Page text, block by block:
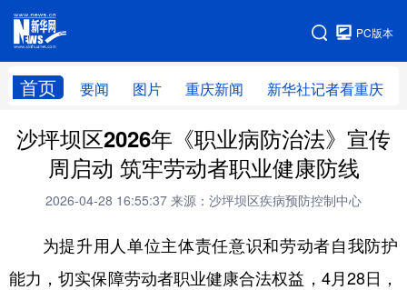
PC版本
首页 要闻 图片 重庆新闻 新华社记者看重庆
网站地图
沙坪坝区2026年《职业病防治法》宣传
周启动 筑牢劳动者职业健康防线
2026-04-28 16:55:37 来源：沙坪坝区疾病预防控制中心
为提升用人单位主体责任意识和劳动者自我防护
能力，切实保障劳动者职业健康合法权益，4月28日，